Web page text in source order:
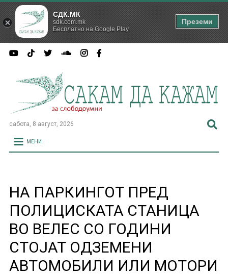
сабота, 8 август, 2026
МЕНИ
НА ПАРКИНГОТ ПРЕД
ПОЛИЦИСКАТА СТАНИЦА
ВО ВЕЛЕС СО ГОДИНИ
СТОЈАТ ОДЗЕМЕНИ
АВТОМОБИЛИ ИЛИ МОТОРИ
СДК.МК
sdk.com.mk
Бесплатно на Google Play
Преземи